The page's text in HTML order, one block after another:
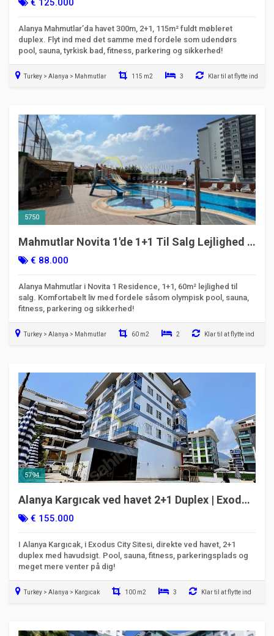
€ 125.000
Alanya Mahmutlar’da havet 300m, 2+1, 115m² fuldt møbleret
duplex. Flyt ind med det samme med fordele som udendørs
pool, sauna, tyrkisk bad, fitness, parkering og sikkerhed!
Turkey > Alanya > Mahmutlar 115 m2 3 Klar til at flytte ind
5750
Mahmutlar Novita 1'de 1+1 Til Salg Lejlighed –
400m til Havet, Luksus Komplekset
€ 88.000
Alanya Mahmutlar i Novita 1 Residence, 1+1, 60m² lejlighed til
salg. Komfortabelt liv med fordele såsom olympisk pool, sauna,
fitness, parkering og sikkerhed!
Turkey > Alanya > Mahmutlar 60 m2 2 Klar til at flytte ind
5794
Alanya Kargıcak ved havet 2+1 Duplex | Exodus
City€ 155.000
I Alanya Kargıcak, i Exodus City Sitesi, direkte ved havet, 2+1
duplex med havudsigt. Pool, sauna, fitness, parkeringsplads og
meget mere venter på dig!
Turkey > Alanya > Kargıcak 100 m2 3 Klar til at flytte ind